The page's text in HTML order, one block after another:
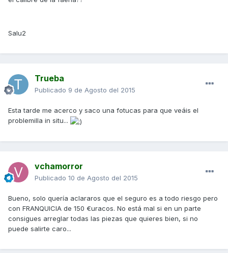
Salu2
Trueba
Publicado 9 de Agosto del 2015
Esta tarde me acerco y saco una fotucas para que veáis el
problemilla in situ...
vchamorror
Publicado 10 de Agosto del 2015
Bueno, solo quería aclararos que el seguro es a todo riesgo pero
con FRANQUICIA de 150 €uracos. No está mal si en un parte
consigues arreglar todas las piezas que quieres bien, si no
puede salirte caro...